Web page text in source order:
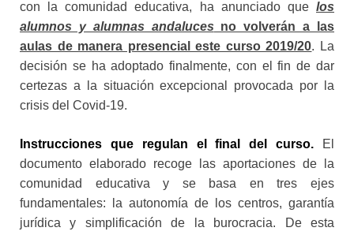
con la comunidad educativa, ha anunciado que los
alumnos y alumnas andaluces no volverán a las
aulas de manera presencial este curso 2019/20. La
decisión se ha adoptado finalmente, con el fin de dar
certezas a la situación excepcional provocada por la
crisis del Covid-19.
Instrucciones que regulan el final del curso.
El
documento elaborado recoge las aportaciones de la
comunidad educativa y se basa en tres ejes
fundamentales: la autonomía de los centros, garantía
jurídica y simplificación de la burocracia. De esta